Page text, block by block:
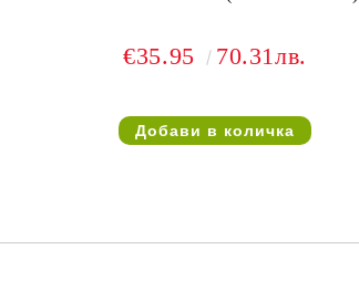
€35.95 70.31лв.